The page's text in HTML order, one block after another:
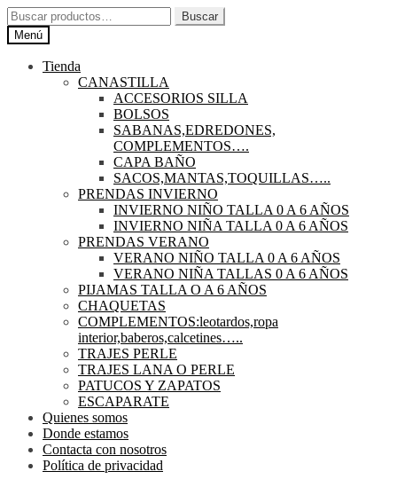
Ir
a
la
navegación
Ir
al
contenido
Buscar
por:
Buscar
Menú
Tienda
CANASTILLA
ACCESORIOS SILLA
BOLSOS
SABANAS,EDREDONES,
COMPLEMENTOS….
CAPA BAÑO
SACOS,MANTAS,TOQUILLAS…..
PRENDAS INVIERNO
INVIERNO NIÑO TALLA 0 A 6 AÑOS
INVIERNO NIÑA TALLA 0 A 6 AÑOS
PRENDAS VERANO
VERANO NIÑO TALLA 0 A 6 AÑOS
VERANO NIÑA TALLAS 0 A 6 AÑOS
PIJAMAS TALLA O A 6 AÑOS
CHAQUETAS
COMPLEMENTOS:leotardos,ropa
interior,baberos,calcetines…..
TRAJES PERLE
TRAJES LANA O PERLE
PATUCOS Y ZAPATOS
ESCAPARATE
Quienes somos
Donde estamos
Contacta con nosotros
Política de privacidad